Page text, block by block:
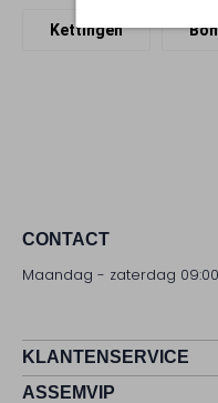
Kettingen
CONTACT
Maandag - zaterdag 09:00
KLANTENSERVICE
ASSEMVIP